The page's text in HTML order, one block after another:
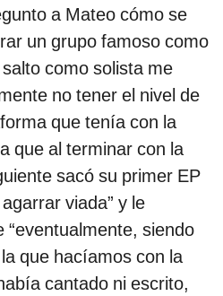
a Mateo cómo se
un grupo famoso como
como solista me
no tener el nivel de
que tenía con la
que al terminar con la
sacó su primer EP
viada” y le
“eventualmente, siendo
que hacíamos con la
cantado ni escrito,